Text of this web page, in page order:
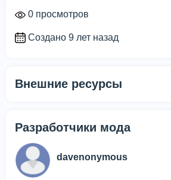
0 просмотров
Создано 9 лет назад
Внешние ресурсы
Разработчики мода
davenonymous